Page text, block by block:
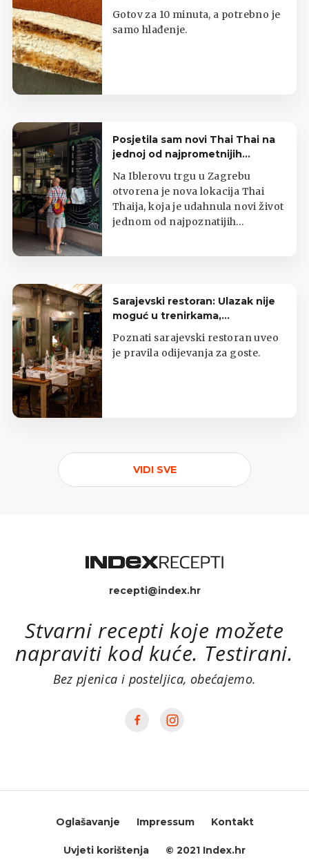
Gotov za 10 minuta, a potrebno je
samo hlađenje.
Posjetila sam novi Thai Thai na
jednoj od najprometnijih
zagrebačkih lokacija
Na Iblerovu trgu u Zagrebu
otvorena je nova lokacija Thai
Thaija, koja je udahnula novi život
jednom od najpoznatijih
Sarajevski restoran: Ulazak nije
moguć u trenirkama,
potkošuljama i japankama
Poznati sarajevski restoran uveo
je pravila odijevanja za goste.
VIDI SVE
recepti@index.hr
Stvarni recepti koje možete
napraviti kod kuće. Testirani.
Bez pjenica i posteljica, obećajemo.
Oglašavanje Impressum Kontakt
Uvjeti korištenja © 2021 Index.hr